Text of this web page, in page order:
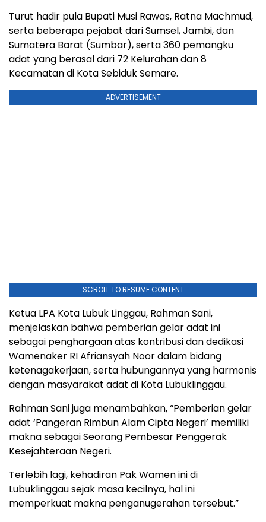
Turut hadir pula Bupati Musi Rawas, Ratna Machmud,
serta beberapa pejabat dari Sumsel, Jambi, dan
Sumatera Barat (Sumbar), serta 360 pemangku
adat yang berasal dari 72 Kelurahan dan 8
Kecamatan di Kota Sebiduk Semare.
ADVERTISEMENT
SCROLL TO RESUME CONTENT
Ketua LPA Kota Lubuk Linggau, Rahman Sani,
menjelaskan bahwa pemberian gelar adat ini
sebagai penghargaan atas kontribusi dan dedikasi
Wamenaker RI Afriansyah Noor dalam bidang
ketenagakerjaan, serta hubungannya yang harmonis
dengan masyarakat adat di Kota Lubuklinggau.
Rahman Sani juga menambahkan, “Pemberian gelar
adat ‘Pangeran Rimbun Alam Cipta Negeri’ memiliki
makna sebagai Seorang Pembesar Penggerak
Kesejahteraan Negeri.
Terlebih lagi, kehadiran Pak Wamen ini di
Lubuklinggau sejak masa kecilnya, hal ini
memperkuat makna penganugerahan tersebut.”